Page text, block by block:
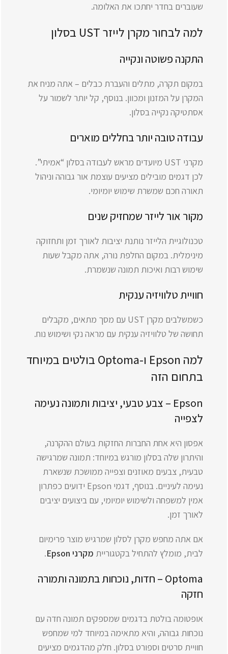
שעוברים בחדר יחתכו את האלומה.
למה לבחור מקרן לייזר UST בסלון
התקנה פשוטה ונקייה
במקום תקרה, מתלים והעברת כבלים – אתה מניח את
המקרן על המזנון ומכוון. בנוסף, קל יותר לשמור על
אסתטיקה נקייה בסלון.
עבודה טובה יותר בחללים מוארים
מקרני UST מיועדים מראש לעבודה בסלון “אמיתי”.
לכן דגמים מובילים מציעים עוצמת אור גבוהה וניהול
תאורה חכם שמשרת שימוש יומיומי.
מקור אור לייזר שמחזיק שנים
טכנולוגיית הלייזר נותנת יציבות לאורך זמן ותחזוקה
מינימלית. במקום החלפת נורה, אתה מקבל שעות
שימוש רבות ואיכות תמונה שנשמרת.
חוויית טלוויזיה ענקית
כשמשלבים מקרן UST עם מסך מתאים, מקבלים
תחושה של טלוויזיה ענקית עם מראה נקי ושימוש נוח.
למה Epson ו-Optoma בולטים במיוחד
בתחום הזה
Epson – צבע טבעי, יציבות ותמונה נעימה
לצפייה
אפסון היא אחת החברות החזקות בעולם ההקרנה,
והיתרון שלה בסלון מורגש במיוחד: תמונה שמרגישה
טבעית, צבעים מאוזנים וצפייה ממושכת שנשארת
נעימה לעיניים. בנוסף, דגמי Epson ידועים כפתרון
אמין למשפחה ולשימוש יומיומי, עם ביצועים יציבים
לאורך זמן.
אם אתה מחפש מקרן לסלון שמרגיש מוצר פרימיום
לבית, מומלץ להתחיל בקטגוריית מקרני Epson .
Optoma – חדות, נוכחות בתמונה ותמורה
חזקה
אופטומה בולטת בדגמים שמספקים תמונה חדה עם
נוכחות גבוהה, והיא מתאימה במיוחד למי שמחפש
חוויית סרטים וספורט בסלון. חלק מהדגמים מציעים